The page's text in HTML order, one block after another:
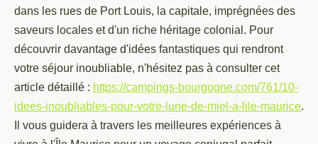
dans les rues de Port Louis, la capitale, imprégnées des
saveurs locales et d'un riche héritage colonial. Pour
découvrir davantage d'idées fantastiques qui rendront
votre séjour inoubliable, n'hésitez pas à consulter cet
article détaillé : https://campings-bourgogne.com/761/10-
idees-inoubliables-pour-votre-lune-de-miel-a-lile-maurice.
Il vous guidera à travers les meilleures expériences à